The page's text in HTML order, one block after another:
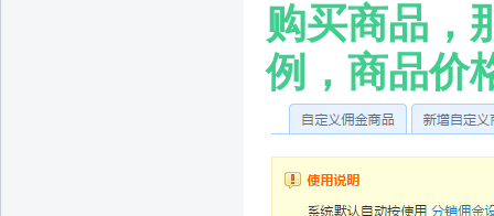
购买商品，
例，商品价